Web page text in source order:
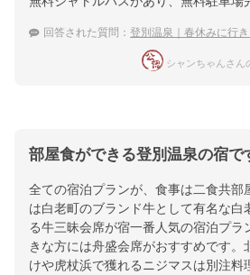
回答された質問： 登別温泉｜春休みに行きたい
シャンちゃんさん
部屋食ができる登別温泉の宿で
全ての宿泊プランが、食事は二食共部
は白老町のブランド牛として有名な白
る牛三昧会席が宿一番人気の宿泊プラ
きな方には舟盛会席がおすすめです。
けや虎杖浜で獲れるニジマスは別注料